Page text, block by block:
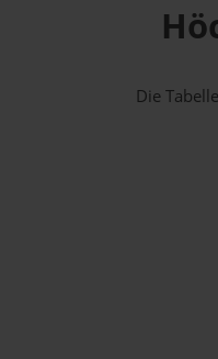
Die